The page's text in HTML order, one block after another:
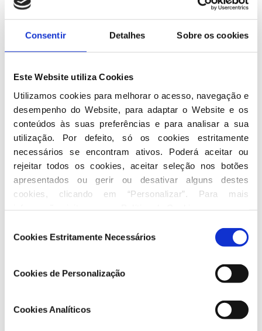
Consentir Detalhes Sobre os cookies
Este Website utiliza Cookies
Utilizamos cookies para melhorar o acesso, navegação e
desempenho do Website, para adaptar o Website e os
conteúdos às suas preferências e para analisar a sua
utilização. Por defeito, só os cookies estritamente
necessários se encontram ativos. Poderá aceitar ou
rejeitar todos os cookies, aceitar seleção nos botões
apresentados ou gerir ou desativar alguns destes
cookies, clicando em “Personalizar”. Para mais
deCookies Estritamente Necessários
Cookies de Personalização
Cookies Analíticos
conhecimento do plano concreto que o governo
português pretende implementar para se lidar com
O PSD questiona:
1- Neste momento, as indicações que temos é que
serão apenas quatro os portugueses que ainda se
encontram em funções operacionais no Afeganistão,
quando é que se prevê a sua chegada a Portugal em
segurança?
2- Qual é o número efetivo de refugiados que o
governo se disponibiliza a receber em Portugal, em
que condições, com que critérios e que medidas de
3- Que medidas irão ser tomadas para que os
afegãos, em particular mulheres e crianças, que
venham para Portugal possam chegar através de
rotas legais e seguras?